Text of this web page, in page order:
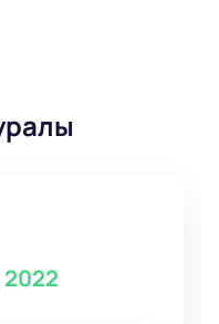
2022